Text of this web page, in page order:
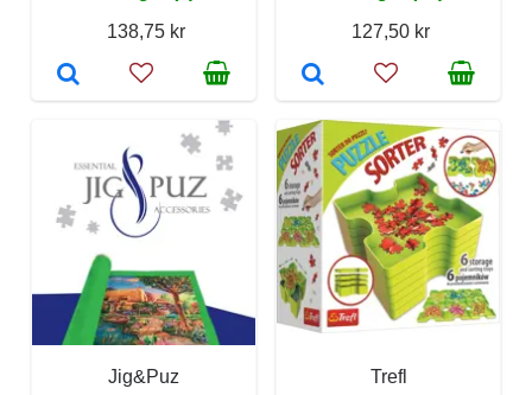
138,75 kr
127,50 kr
Jig&Puz
Trefl